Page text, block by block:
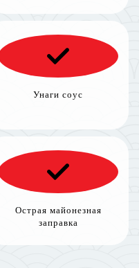
Унаги соус
Острая майонезная
заправка